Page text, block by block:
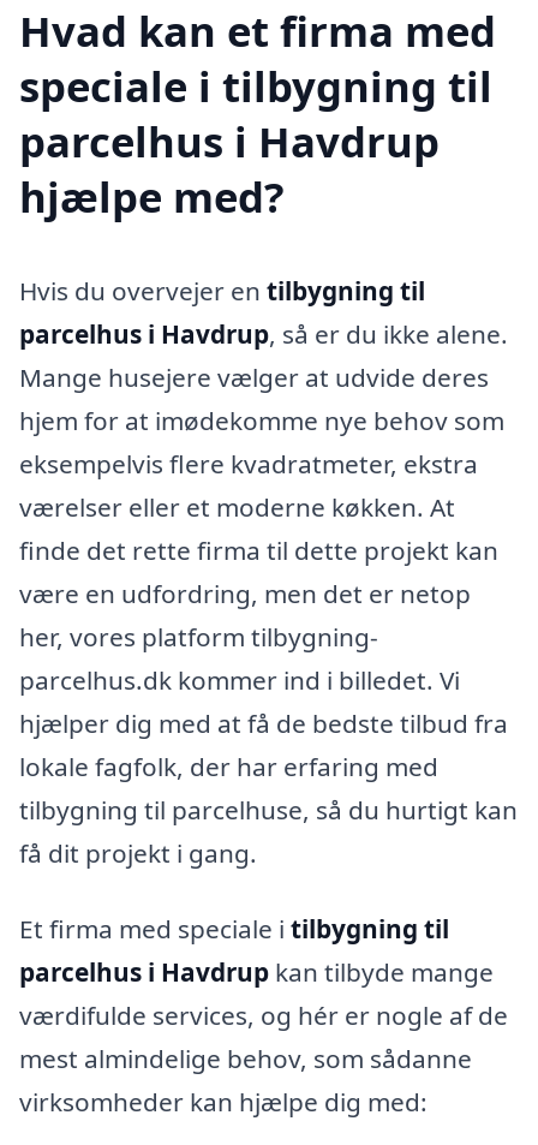
Hvad kan et firma med
speciale i tilbygning til
parcelhus i Havdrup
hjælpe med?
Hvis du overvejer en tilbygning til
parcelhus i Havdrup, så er du ikke alene.
Mange husejere vælger at udvide deres
hjem for at imødekomme nye behov som
eksempelvis flere kvadratmeter, ekstra
værelser eller et moderne køkken. At
finde det rette firma til dette projekt kan
være en udfordring, men det er netop
her, vores platform tilbygning-
parcelhus.dk kommer ind i billedet. Vi
hjælper dig med at få de bedste tilbud fra
lokale fagfolk, der har erfaring med
tilbygning til parcelhuse, så du hurtigt kan
få dit projekt i gang.
Et firma med speciale i tilbygning til
parcelhus i Havdrup kan tilbyde mange
værdifulde services, og hér er nogle af de
mest almindelige behov, som sådanne
virksomheder kan hjælpe dig med: